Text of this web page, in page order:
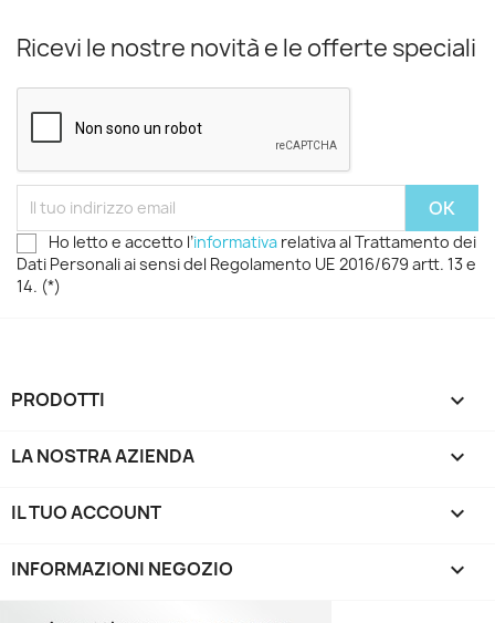
Ricevi le nostre novità e le offerte speciali
Ho letto e accetto l’informativa relativa al Trattamento dei
Dati Personali ai sensi del Regolamento UE 2016/679 artt. 13 e
14. (*)
PRODOTTI 
LA NOSTRA AZIENDA 
IL TUO ACCOUNT 
INFORMAZIONI NEGOZIO keyboard_arrow_down